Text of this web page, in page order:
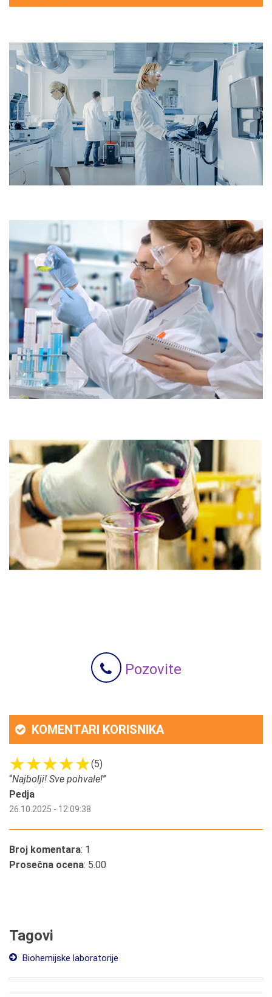
Pozovite
KOMENTARI KORISNIKA
(5)
“Najbolji! Sve pohvale!”
Pedja
26.10.2025 - 12:09:38
Broj komentara: 1
Prosečna ocena: 5.00
Tagovi
Biohemijske laboratorije